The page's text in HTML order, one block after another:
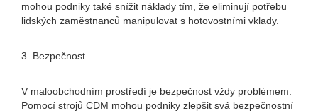
mohou podniky také snížit náklady tím, že eliminují potřebu
lidských zaměstnanců manipulovat s hotovostními vklady.
3. Bezpečnost
V maloobchodním prostředí je bezpečnost vždy problémem.
Pomocí strojů CDM mohou podniky zlepšit svá bezpečnostní